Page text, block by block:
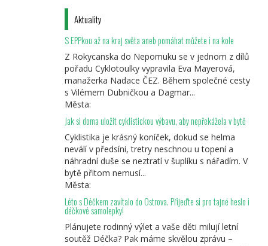
Aktuality
S EPPkou až na kraj světa aneb pomáhat můžete i na kole
Z Rokycanska do Nepomuku se v jednom z dílů
pořadu Cyklotoulky vypravila Eva Mayerová,
manažerka Nadace ČEZ. Během společné cesty
s Vilémem Dubničkou a Dagmar...
Města:
Jak si doma uložit cyklistickou výbavu, aby nepřekážela v bytě
Cyklistika je krásný koníček, dokud se helma
neválí v předsíni, tretry neschnou u topení a
náhradní duše se neztratí v šuplíku s nářadím. V
bytě přitom nemusí...
Města:
Léto s Déčkem zavítalo do Ostrova. Přijeďte si pro tajné heslo i
déčkové samolepky!
Plánujete rodinný výlet a vaše děti milují letní
soutěž Déčka? Pak máme skvělou zprávu –